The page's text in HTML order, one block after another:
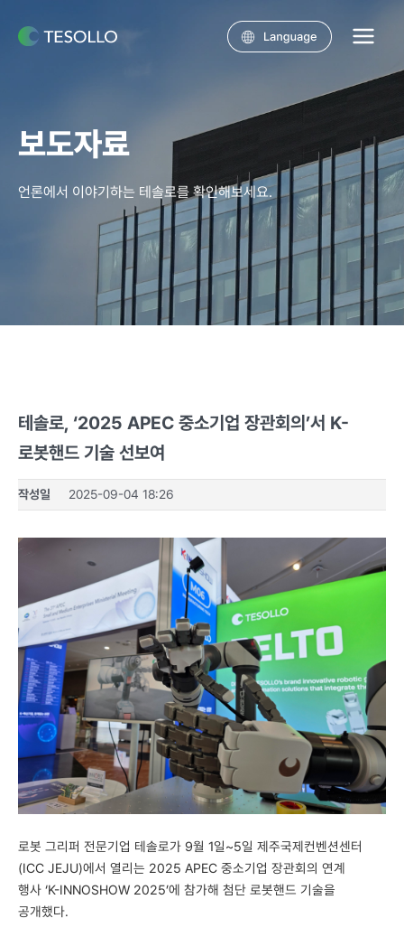
건너뛰기
Menu
보도자료
언론에서 이야기하는 테솔로를 확인해보세요.
테솔로, ‘2025 APEC 중소기업 장관회의’서 K-
로봇핸드 기술 선보여
작성일 2025-09-04 18:26
로봇 그리퍼 전문기업 테솔로가 9월 1일~5일 제주국제컨벤션센터
(ICC JEJU)에서 열리는 2025 APEC 중소기업 장관회의 연계
행사 ‘K-INNOSHOW 2025’에 참가해 첨단 로봇핸드 기술을
공개했다.